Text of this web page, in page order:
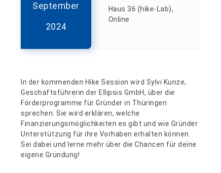
September
2024
Haus 36 (hike-Lab),
Online
In der kommenden Hike Session wird Sylvi Kunze,
Geschäftsführerin der Ellipsis GmbH, über die
Förderprogramme für Gründer in Thüringen
sprechen. Sie wird erklären, welche
Finanzierungsmöglichkeiten es gibt und wie Gründer
Unterstützung für ihre Vorhaben erhalten können.
Sei dabei und lerne mehr über die Chancen für deine
eigene Gründung!